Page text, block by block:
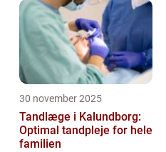
30 november 2025
Tandlæge i Kalundborg:
Optimal tandpleje for hele
familien